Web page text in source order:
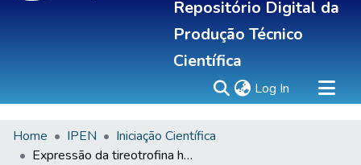
Repositório Digital da
Produção Técnico
Científica
Log In (current)
Sobre
Home IPEN
Iniciação Científica
Expressão da tireotrofina humana (hTSH) em células de rim de embrião humano (Expi293F™) cultivadas em suspensão